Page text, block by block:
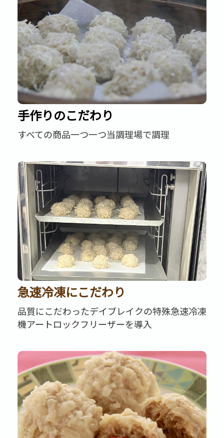
手作りのこだわり
すべての商品一つ一つ当調理場で調理
急速冷凍にこだわり
品質にこだわったデイブレイクの特殊急速冷凍
機アートロックフリーザーを導入